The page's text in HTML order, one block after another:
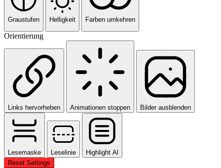
Graustufen Helligkeit Farben umkehren
Orientierung
Links hervorheben Animationen stoppen Bilder ausblenden
Lesemaske Leselinie
Highlight Al
Reset Settings